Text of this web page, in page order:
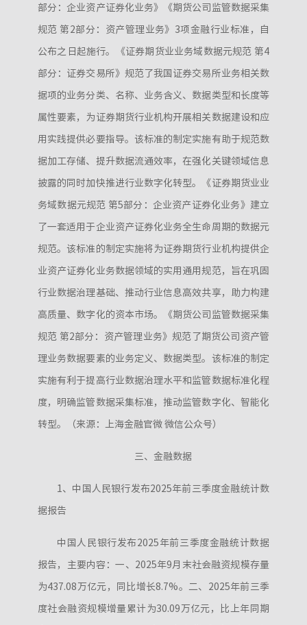
部分：企业资产证券化业务》《期货公司监管数据采集
规范 第2部分：资产管理业务》3项金融行业标准，自
公布之日起施行。《证券期货业业务域数据元规范 第4
部分：证券交易所》规范了我国证券交易所业务相关数
据项的业务分类、名称、业务含义、数据类型和长度等
属性要素，为证券期货行业机构开展相关数据建设和应
用实践提供必要指导。该标准的制定实施有助于规范数
据加工存储、提升数据流通效率，在强化关键领域信息
披露的同时加快推进行业数字化转型。《证券期货业业
务域数据元规范 第5部分：企业资产证券化业务》建立
了一套适用于企业资产证券化业务全生命周期的数据元
规范。该标准的制定实施将为证券期货行业机构提供企
业资产证券化业务数据领域的实用通用规范，旨在巩固
行业数据治理基础、推动行业信息高效共享，助力构建
高质量、数字化的资本市场。《期货公司监管数据采集
规范 第2部分：资产管理业务》规范了期货公司资产管
理业务数据要素的业务定义、数据类型。该标准的制定
实施有利于提高行业数据治理水平和监管数据标准化程
度，明确监管数据采集标准，推动监管数字化、智能化
转型。（来源：上海金融官微 微信公众号）
三、金融数据
1、中国人民银行发布2025年前三季度金融统计数
据报告
中国人民银行发布2025年前三季度金融统计数据
报告，主要内容：一、2025年9月末社会融资规模存量
为437.08万亿元，同比增长8.7%。二、2025年前三季
度社会融资规模增量累计为30.09万亿元，比上年同期